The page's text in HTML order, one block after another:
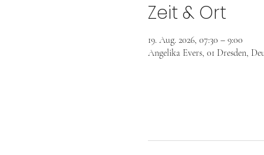
Zeit & Ort
19. Aug. 2026, 07:30 – 9:00
Angelika Evers, 01 Dresden,